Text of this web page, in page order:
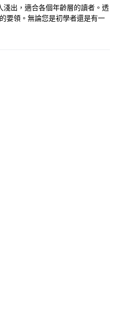
淺出，適合各個年齡層的讀者。透
要領。無論您是初學者還是有一